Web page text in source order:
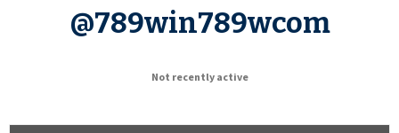
@789win789wcom
Not recently active